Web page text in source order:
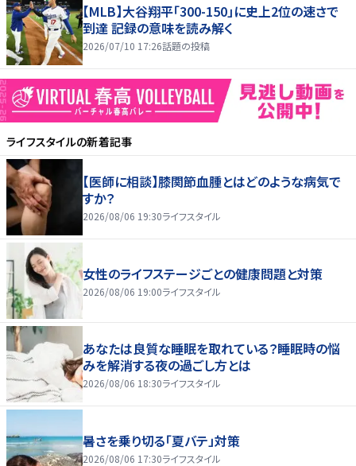
【MLB】大谷翔平「300-150」に史上2位の速さで
到達 記録の意味を読み解く
2026/07/10 17:26話題の投稿
ライフスタイルの新着記事
【医師に相談】膝関節血腫とはどのような病気で
すか？
2026/08/06 19:30ライフスタイル
女性のライフステージごとの健康問題と対策
2026/08/06 19:00ライフスタイル
あなたは良質な睡眠を取れている？睡眠時の悩
みを解消する夜の過ごし方とは
2026/08/06 18:30ライフスタイル
暑さを乗り切る「夏バテ」対策
2026/08/06 17:30ライフスタイル